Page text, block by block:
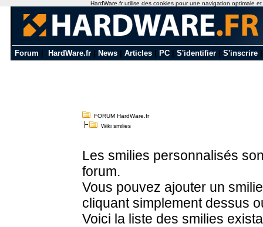
Forum HardWare.fr News Articles PC S'identifier S'inscrire
FORUM HardWare.fr
Wiki smilies
Les smilies personnalisés
forum.
Vous pouvez ajouter un
cliquant simplement dessus
Voici la liste des smilies
HardWare.fr utilise des cookies pour une navigation optimale